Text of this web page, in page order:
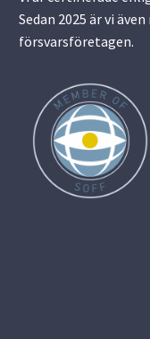
Sedan 2025 är vi
försvarsföretagen.